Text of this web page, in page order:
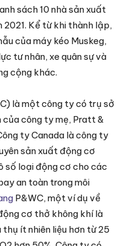
sách 10 nhà sản xuất
Kể từ khi thành lập,
của máy kéo Muskeg,
tư nhân, xe quân sự và
cộng khác.
là một công ty có trụ sở
công ty mẹ, Pratt &
ty Canada là công ty
sản xuất động cơ
số loại động cơ cho các
an toàn trong môi
P&WC, một ví dụ về
cơ thở không khí là
thụ ít nhiên liệu hơn từ 25